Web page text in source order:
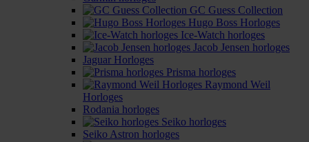
GC Guess Collection
Hugo Boss Horloges
Ice-Watch horloges
Jacob Jensen horloges
Jaguar Horloges
Prisma horloges
Raymond Weil
Horloges
Rodania horloges
Seiko horloges
Seiko Astron horloges